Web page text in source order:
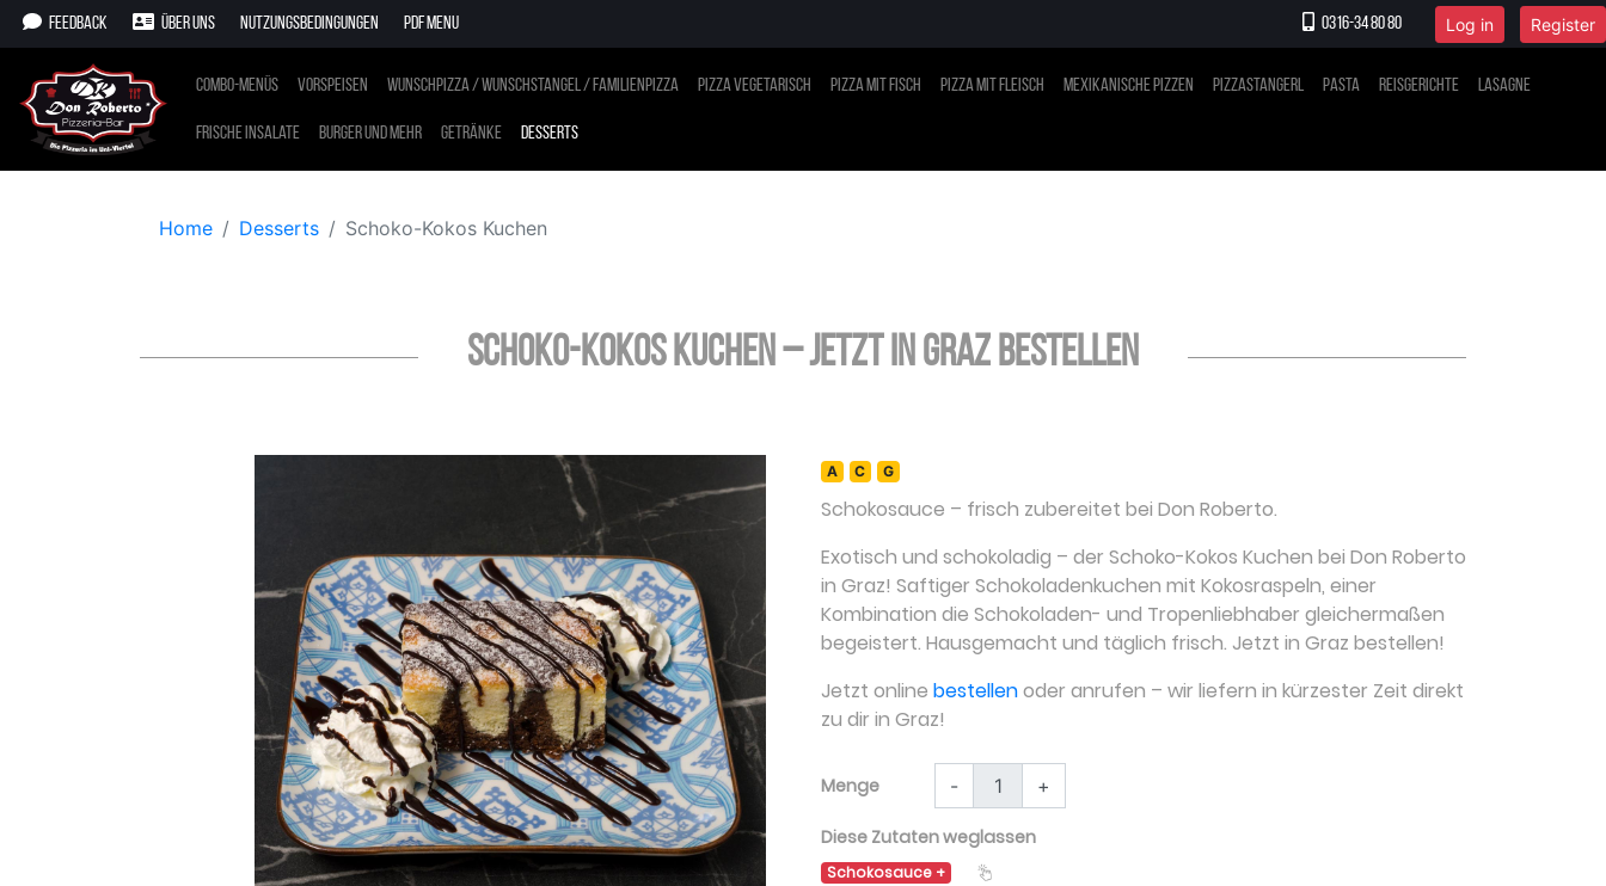
Feedback Über uns Nutzungsbedingungen PDF Menu 0316-34 80 80 Log in Register
Combo-Menüs Vorspeisen Wunschpizza / Wunschstangel / Familienpizza Pizza vegetarisch Pizza mit Fisch Pizza mit Fleisch Mexikanische Pizzen Pizzastangerl Pasta Reisgerichte Lasagne
Frische Insalate Burger und mehr Getränke Desserts
Home Desserts Schoko-Kokos Kuchen
Schoko-Kokos Kuchen – jetzt in Graz bestellen
A C G
Schokosauce – frisch zubereitet bei Don Roberto.
Exotisch und schokoladig – der Schoko-Kokos Kuchen bei Don Roberto
in Graz! Saftiger Schokoladenkuchen mit Kokosraspeln, einer
Kombination die Schokoladen- und Tropenliebhaber gleichermaßen
begeistert. Hausgemacht und täglich frisch. Jetzt in Graz bestellen!
Jetzt online bestellenoder anrufen – wir liefern in kürzester Zeit direkt
zu dir in Graz!
Menge - +
Diese Zutaten weglassen
Schokosauce